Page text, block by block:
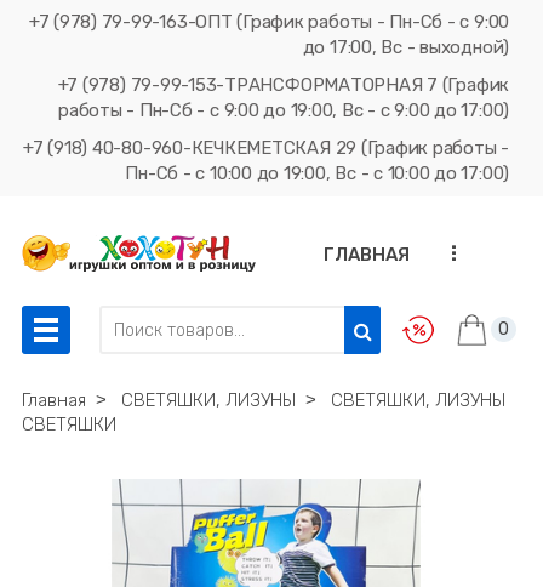
+7 (978) 79-99-163-ОПТ (График работы - Пн-Сб - с 9:00
до 17:00, Вс - выходной)
+7 (978) 79-99-153-ТРАНСФОРМАТОРНАЯ 7 (График
работы - Пн-Сб - с 9:00 до 19:00, Вс - с 9:00 до 17:00)
+7 (918) 40-80-960-КЕЧКЕМЕТСКАЯ 29 (График работы -
Пн-Сб - с 10:00 до 19:00, Вс - с 10:00 до 17:00)
ГЛАВНАЯ ...
0
Главная ˃ СВЕТЯШКИ, ЛИЗУНЫ ˃
СВЕТЯШКИ, ЛИЗУНЫ
СВЕТЯШКИ